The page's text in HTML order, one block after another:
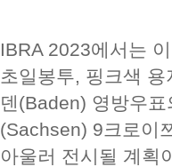
IBRA 2023에서는
초일봉투, 핑크색
덴(Baden) 영방우
(Sachsen) 9크로이
아울러 전시될 계획